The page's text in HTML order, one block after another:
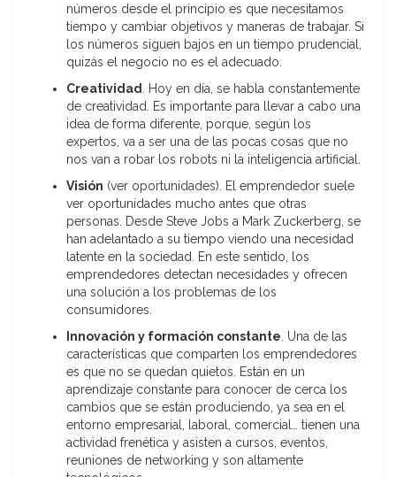
números desde el principio es que necesitamos
tiempo y cambiar objetivos y maneras de trabajar. Si
los números siguen bajos en un tiempo prudencial,
quizás el negocio no es el adecuado.
Creatividad. Hoy en día, se habla constantemente
de creatividad. Es importante para llevar a cabo una
idea de forma diferente, porque, según los
expertos, va a ser una de las pocas cosas que no
nos van a robar los robots ni la inteligencia artificial.
Visión (ver oportunidades). El emprendedor suele
ver oportunidades mucho antes que otras
personas. Desde Steve Jobs a Mark Zuckerberg, se
han adelantado a su tiempo viendo una necesidad
latente en la sociedad. En este sentido, los
emprendedores detectan necesidades y ofrecen
una solución a los problemas de los
consumidores.
Innovación y formación constante. Una de las
características que comparten los emprendedores
es que no se quedan quietos. Están en un
aprendizaje constante para conocer de cerca los
cambios que se están produciendo, ya sea en el
entorno empresarial, laboral, comercial… tienen una
actividad frenética y asisten a cursos, eventos,
reuniones de networking y son altamente